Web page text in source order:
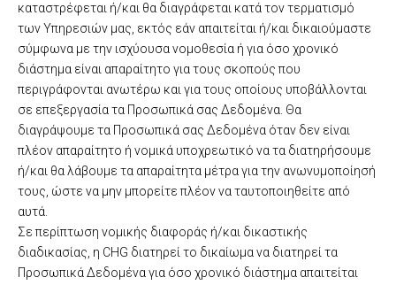
καταστρέφεται ή/και θα διαγράφεται κατά τον τερματισμό
των Υπηρεσιών μας, εκτός εάν απαιτείται ή/και δικαιούμαστε
σύμφωνα με την ισχύουσα νομοθεσία ή για όσο χρονικό
διάστημα είναι απαραίτητο για τους σκοπούς που
περιγράφονται ανωτέρω και για τους οποίους υποβάλλονται
σε επεξεργασία τα Προσωπικά σας Δεδομένα. Θα
διαγράψουμε τα Προσωπικά σας Δεδομένα όταν δεν είναι
πλέον απαραίτητο ή νομικά υποχρεωτικό να τα διατηρήσουμε
ή/και θα λάβουμε τα απαραίτητα μέτρα για την ανωνυμοποίησή
τους, ώστε να μην μπορείτε πλέον να ταυτοποιηθείτε από
αυτά.
Σε περίπτωση νομικής διαφοράς ή/και δικαστικής
διαδικασίας, η CHG διατηρεί το δικαίωμα να διατηρεί τα
Προσωπικά Δεδομένα για όσο χρονικό διάστημα απαιτείται